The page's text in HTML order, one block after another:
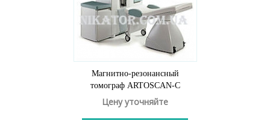
Магнитно-резонансный
томограф ARTOSCAN-C
Цену уточняйте